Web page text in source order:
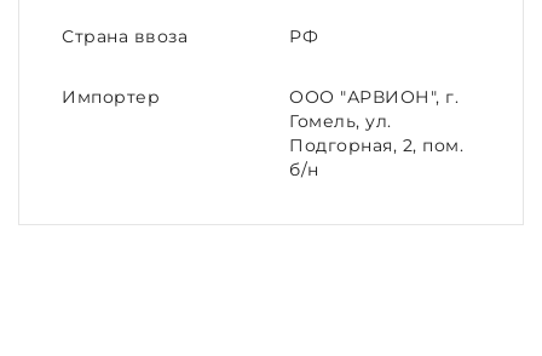
Страна ввоза РФ
Импортер
ООО "АРВИОН", г.
Гомель, ул.
Подгорная, 2, пом.
б/н